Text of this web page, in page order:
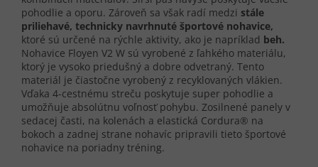
pohodlie a oporu. Zároveň sa však radí medzi stále
priliehavé, technicky navrhnuté športové nohavice,
ktoré sú určené na rýchle aktivity, ako je napríklad beh.
Nohavice Floyen V2 W sú vyrobené z ľahkého materiálu,
ktorý je vysoko priedušný a dobre odvetraný. Tento
materiál je čiastočne vyrobený z recyklovaných vlákien.
Vďaka 4-cestnému streču poskytuje super pohodlie a
umožňuje absolútnu voľnosť pohybu. Zosilnené panely v
sedacej časti, na kolenách a elastická Cordura® na
bokoch a zadnej strane nohavíc pripravili tieto športové
nohavice na poriadny tréning.